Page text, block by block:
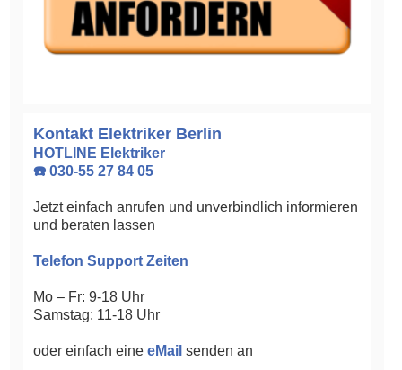
Kontakt Elektriker Berlin
HOTLINE Elektriker
☎️ 030-55 27 84 05
Jetzt einfach anrufen und unverbindlich informieren
und beraten lassen
Telefon Support Zeiten
Mo – Fr: 9-18 Uhr
Samstag: 11-18 Uhr
oder einfach eine eMail senden an